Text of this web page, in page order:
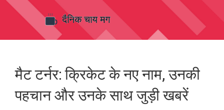
मैट टर्नर: क्रिकेट के नए नाम, उनकी
पहचान और उनके साथ जुड़ी खबरें